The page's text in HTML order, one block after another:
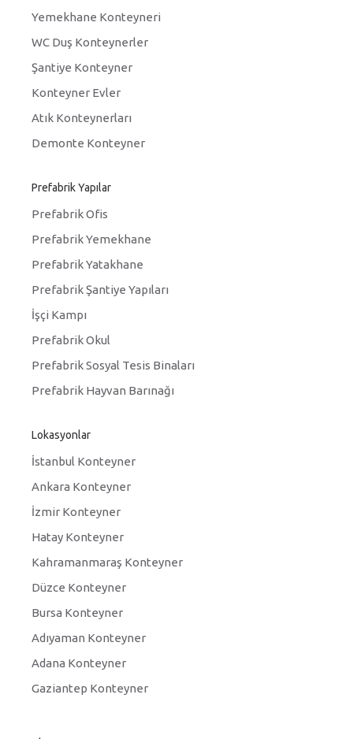
Yemekhane Konteyneri
WC Duş Konteynerler
Şantiye Konteyner
Konteyner Evler
Atık Konteynerları
Demonte Konteyner
Prefabrik Yapılar
Prefabrik Ofis
Prefabrik Yemekhane
Prefabrik Yatakhane
Prefabrik Şantiye Yapıları
İşçi Kampı
Prefabrik Okul
Prefabrik Sosyal Tesis Binaları
Prefabrik Hayvan Barınağı
Lokasyonlar
İstanbul Konteyner
Ankara Konteyner
İzmir Konteyner
Hatay Konteyner
Kahramanmaraş Konteyner
Düzce Konteyner
Bursa Konteyner
Adıyaman Konteyner
Adana Konteyner
Gaziantep Konteyner